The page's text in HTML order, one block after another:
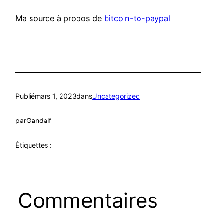
Ma source à propos de bitcoin-to-paypal
Publiémars 1, 2023dansUncategorized
parGandalf
Étiquettes :
Commentaires